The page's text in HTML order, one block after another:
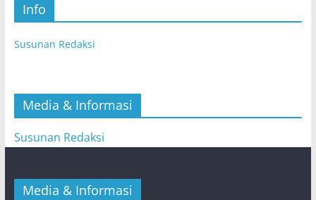
Info
Susunan Redaksi
Media & Informasi
Susunan Redaksi
Media & Informasi